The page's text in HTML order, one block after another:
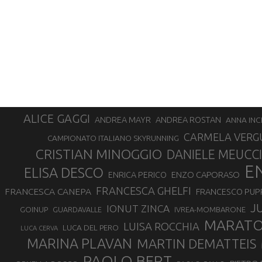
ALICE GAGGI ANDREA MAYR ANDREA ROSTAN ANNA
CAMPIONATO ITALIANO SKYRUNNING CARMELA
CRISTIAN MINOGGIO DANIELE MEUCCI
ELISA DESCO ENRICA PERICO ENZO CAPORASO
FRANCESCA CANEPA FRANCESCA GHELFI FRANCESCO
GOINUP GUARDAVALLE IONUT ZINCA IVREA-MOMBARONE
LUCA CERVA LUCA DEL PERO LUISA ROCCHIA
MARINA PLAVAN MARTIN DEMATTEIS